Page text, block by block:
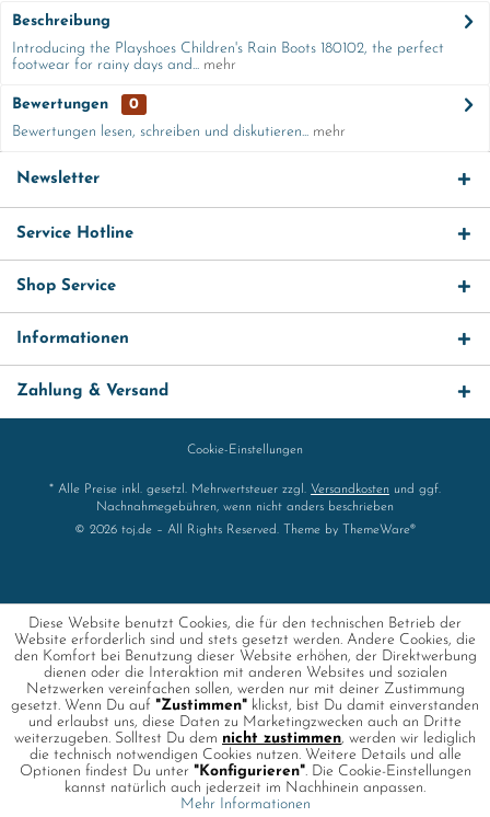
Beschreibung
Introducing the Playshoes Children's Rain Boots 180102, the perfect
footwear for rainy days and... mehr
Bewertungen
0
Bewertungen lesen, schreiben und diskutieren... mehr
Newsletter
Service Hotline
Shop Service
Informationen
Zahlung & Versand
Cookie-Einstellungen
* Alle Preise inkl. gesetzl. Mehrwertsteuer zzgl. Versandkosten und ggf.
Nachnahmegebühren, wenn nicht anders beschrieben
© 2026 toj.de – All Rights Reserved. Theme by
ThemeWare®
Diese Website benutzt Cookies, die für den technischen Betrieb der
Website erforderlich sind und stets gesetzt werden. Andere Cookies, die
den Komfort bei Benutzung dieser Website erhöhen, der Direktwerbung
dienen oder die Interaktion mit anderen Websites und sozialen
Netzwerken vereinfachen sollen, werden nur mit deiner Zustimmung
gesetzt. Wenn Du auf "Zustimmen" klickst, bist Du damit einverstanden
und erlaubst uns, diese Daten zu Marketingzwecken auch an Dritte
weiterzugeben. Solltest Du dem nicht zustimmen, werden wir lediglich
die technisch notwendigen Cookies nutzen. Weitere Details und alle
Optionen findest Du unter "Konfigurieren". Die Cookie-Einstellungen
kannst natürlich auch jederzeit im Nachhinein anpassen.
Mehr Informationen